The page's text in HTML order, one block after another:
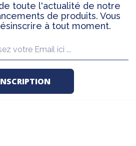
toute l'actualité de notre
de produits. Vous
à tout moment.